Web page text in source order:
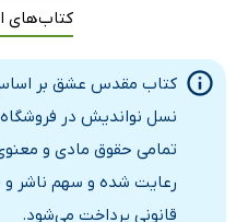
آزادگی
یگانگی
دانش‌جویی
زیبایی‌جویی
کتاب‌های
کتاب مقدس عشق بر اساس
نسل نواندیش در
تمامی حقوق مادی و معنوی
رعایت شده و سهم ناشر
قانونی پرداخت می‌شود.